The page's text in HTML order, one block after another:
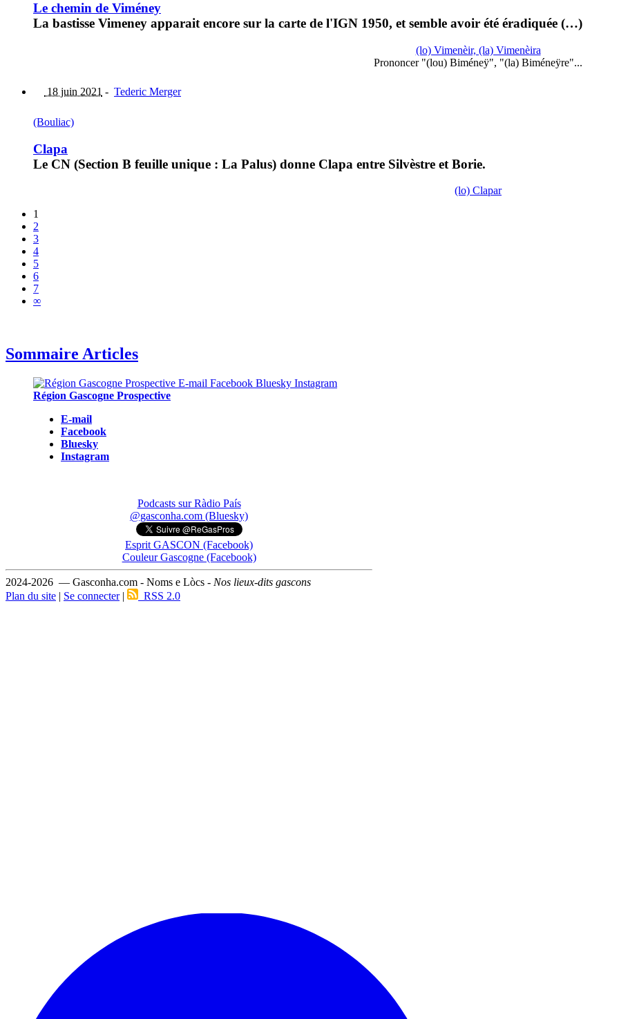
Le chemin de Viméney
La bastisse Vimeney apparait encore sur la carte de l'IGN 1950, et semble avoir été éradiquée (…)
(lo) Vimenèir, (la) Vimenèira
Prononcer "(lou) Biméneÿ", "(la) Biméneÿre"...
18 juin 2021 - Tederic Merger
(Bouliac)
Clapa
Le CN (Section B feuille unique : La Palus) donne Clapa entre Silvèstre et Borie.
(lo) Clapar
1
2
3
4
5
6
7
∞
Sommaire Articles
Région Gascogne Prospective
E-mail
Facebook
Bluesky
Instagram
Podcasts sur Ràdio País
@gasconha.com (Bluesky)
Esprit GASCON (Facebook)
Couleur Gascogne (Facebook)
2024-2026 — Gasconha.com - Noms e Lòcs - Nos lieux-dits gascons
Plan du site | Se connecter| RSS 2.0